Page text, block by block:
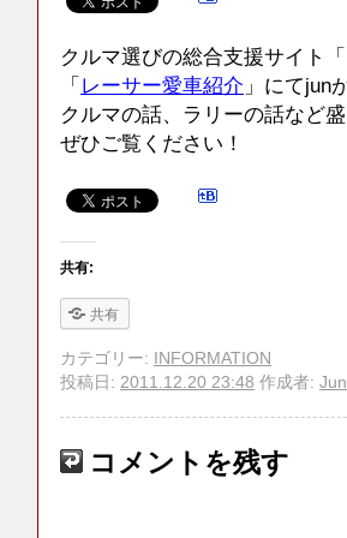
クルマ選びの総合支援サイト
「 レーサー愛車紹介 」にてjun
クルマの話、ラリーの話など盛
ぜひご覧ください！
共有:
共有
カテゴリー: INFORMATION
投稿日: 2011.12.20 23:48 作成者:
コメントを残す